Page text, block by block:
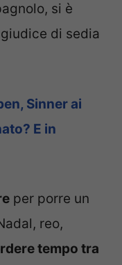
si è
di sedia
Sinner ai
E in
per porre un
reo,
tempo tra